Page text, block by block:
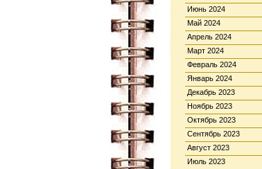
Июнь 2024
Май 2024
Апрель 2024
Март 2024
Февраль 2024
Январь 2024
Декабрь 2023
Ноябрь 2023
Октябрь 2023
Сентябрь 2023
Август 2023
Июль 2023